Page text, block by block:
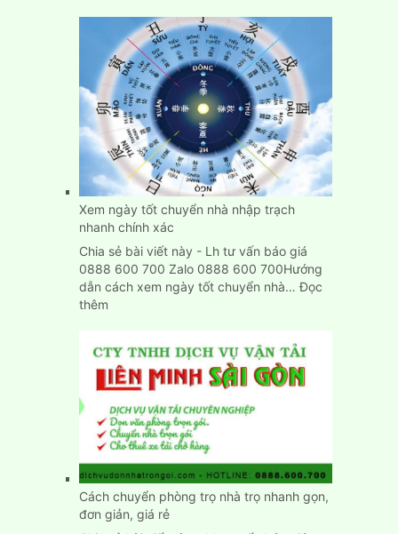
Chuyển
Nhà,
Dọn
Trọ
Trọn
Giá
Rẻ
Tại
Bình
Dương
Xem ngày tốt chuyển nhà nhập trạch
nhanh chính xác
Chia sẻ bài viết này - Lh tư vấn báo giá
0888 600 700 Zalo 0888 600 700Hướng
dẫn cách xem ngày tốt chuyển nhà…Đọc
thêm:
tốt
chuyển
nhà
nhập
trạch
nhanh
chính
xác
Cách chuyển phòng trọ nhà trọ nhanh gọn,
đơn giản, giá rẻ